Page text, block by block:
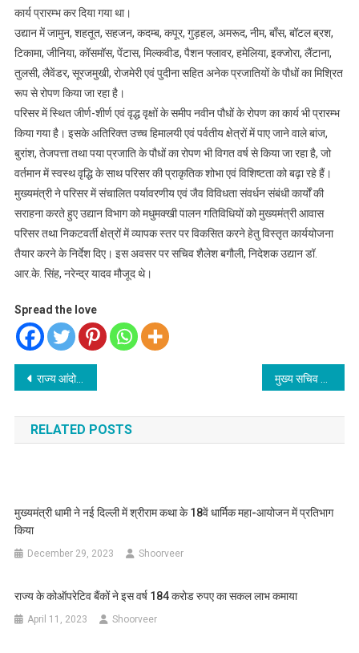
कार्य प्रारम्भ कर दिया गया था।
उद्यान में जामुन, शहतूत, सहजन, कदम्ब, कपूर, गुड़हल, अमरूद, नीम, बाँस, बॉटल ब्रश,
टिकामा, जीनिया, कॉसमॉस, पेंटास, मिल्कवीड, पैशन फ्लावर, हमेलिया, इक्जोरा, लैंटाना,
तुलसी, लैवेंडर, सूरजमुखी, रोजमेरी एवं पुदीना सहित अनेक प्रजातियों के पौधों का मिश्रित
रूप से रोपण किया जा रहा है।
परिसर में स्थित जीर्ण-शीर्ण एवं वृद्ध वृक्षों के समीप नवीन पौधों के रोपण का कार्य भी प्रारम्भ
किया गया है। इसके अतिरिक्त उच्च हिमालयी एवं पर्वतीय क्षेत्रों में पाए जाने वाले बांज,
बुरांश, तेजपत्ता तथा पया प्रजाति के पौधों का रोपण भी विगत वर्ष से किया जा रहा है, जो
वर्तमान में स्वस्थ वृद्धि के साथ परिसर की प्राकृतिक शोभा एवं विशिष्टता को बढ़ा रहे हैं।
मुख्यमंत्री ने परिसर में संचालित पर्यावरणीय एवं जैव विविधता संवर्धन संबंधी कार्यों की
सराहना करते हुए उद्यान विभाग को मधुमक्खी पालन गतिविधियों को मुख्यमंत्री आवास
परिसर तथा निकटवर्ती क्षेत्रों में व्यापक स्तर पर विकसित करने हेतु विस्तृत कार्ययोजना
तैयार करने के निर्देश दिए। इस अवसर पर सचिव शैलेश बगौली, निदेशक उद्यान डॉ.
आर.के. सिंह, नरेन्द्र यादव मौजूद थे।
Spread the love
Post
navigation
राज्य आंदोलनकारियों के लम्बित आवेदनों के चिन्हीकरण निस्तारण की अवधि 24 सितम्बर तक निर्धारित की गई मुख्य सचिव की अध्यक्षता में जनपदीय विकास कार्यों की समीक्षा बैठक
RELATED POSTS
मुख्यमंत्री धामी ने नई दिल्ली में श्रीराम कथा के 18वें धार्मिक महा-आयोजन में प्रतिभाग
किया
December 29, 2023 Shoorveer
राज्य के कोऑपरेटिव बैंकों ने इस वर्ष 184 करोड रुपए का सकल लाभ कमाया
April 11, 2023 Shoorveer